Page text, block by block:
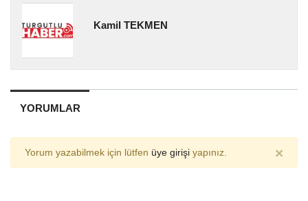
Kamil TEKMEN
YORUMLAR
Yorum yazabilmek için lütfen üye girişi yapınız. ×